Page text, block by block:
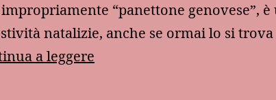
impropriamente “panettone genovese”, è
natalizie, anche se ormai lo si
a leggere